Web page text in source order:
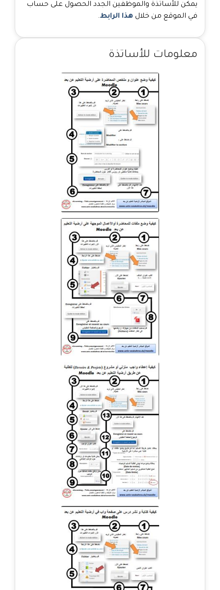
يمكن للأساتذة والموظفين الجدد الحصول على حساب
في الموقع من خلال هذا الرابط.
معلومات للأساتذة